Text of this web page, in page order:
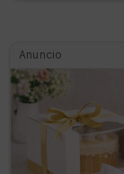
Anuncio